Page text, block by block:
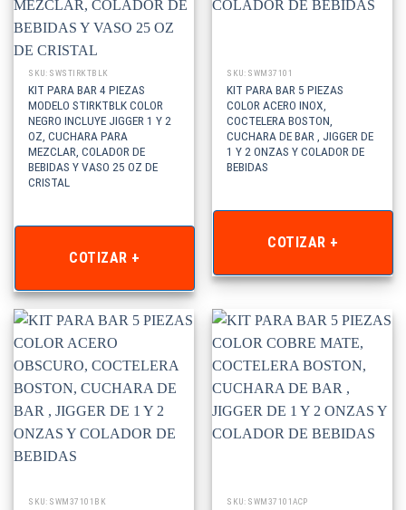
SKU: SWSTIRKTBLK
KIT PARA BAR 4 PIEZAS
MODELO STIRKTBLK COLOR
NEGRO INCLUYE JIGGER 1 Y 2
OZ, CUCHARA PARA
MEZCLAR, COLADOR DE
BEBIDAS Y VASO 25 OZ DE
CRISTAL
COTIZAR +
SKU: SWM37101
KIT PARA BAR 5 PIEZAS
COLOR ACERO INOX,
COCTELERA BOSTON,
CUCHARA DE BAR , JIGGER DE
1 Y 2 ONZAS Y COLADOR DE
BEBIDAS
COTIZAR +
SKU: SWM37101BK SKU: SWM37101ACP